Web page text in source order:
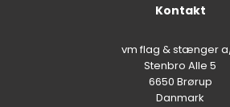
Kontakt
vm flag & stænger
Stenbro Alle 5
6650 Brørup
Danmark